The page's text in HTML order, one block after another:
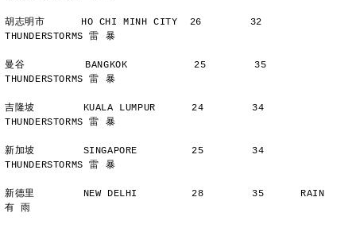
胡志明市      HO CHI MINH CITY  26        32
THUNDERSTORMS 雷 暴
曼谷          BANGKOK           25        35
THUNDERSTORMS 雷 暴
吉隆坡        KUALA LUMPUR      24        34
THUNDERSTORMS 雷 暴
新加坡        SINGAPORE         25        34
THUNDERSTORMS 雷 暴
新德里        NEW DELHI         28        35      RAIN
有 雨